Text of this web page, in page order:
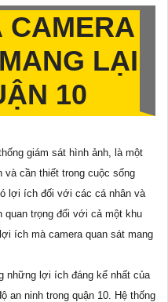
CAMERA
LẠI
10
giám sát hình ảnh, là một
và cần thiết trong cuộc sống
lợi ích đối với các cá nhân và
quan trọng đối với cả một khu
ích mà camera quan sát mang
những lợi ích đáng kể nhất của
an ninh trong quận 10. Hệ thống